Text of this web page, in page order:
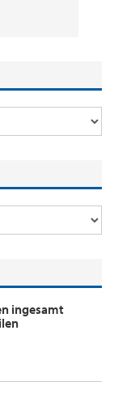
ingesamt